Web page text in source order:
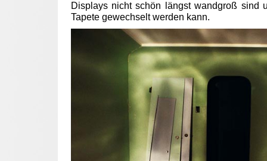
Displays nicht schön längst wandgroß sind
Tapete gewechselt werden kann.